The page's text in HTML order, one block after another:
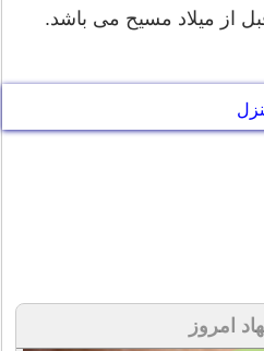
از میلاد مسیح می باشد.
امروز